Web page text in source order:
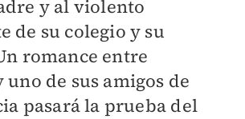
y al violento
de su colegio y su
romance entre
de sus amigos de
pasará la prueba del